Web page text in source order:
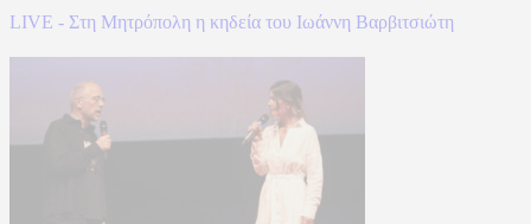
LIVE - Στη Μητρόπολη η κηδεία του Ιωάννη Βαρβιτσιώτη